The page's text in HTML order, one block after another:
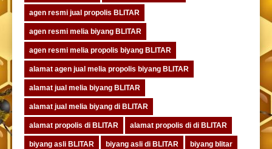
agen resmi jual propolis BLITAR
agen resmi melia biyang BLITAR
agen resmi melia propolis biyang BLITAR
alamat agen jual melia propolis biyang BLITAR
alamat jual melia biyang BLITAR
alamat jual melia biyang di BLITAR
alamat propolis di BLITAR alamat propolis di di BLITAR
biyang asli BLITAR biyang asli di BLITAR biyang blitar